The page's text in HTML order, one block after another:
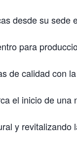
desde su sede
para
de calidad con
el inicio de una
y revitalizando